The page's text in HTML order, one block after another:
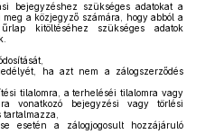
bejegyzéshez szükséges adatokat a
a közjegyző számára, hogy abból a
kitöltéséhez szükséges adatok
ha azt nem a zálogszerződés
tilalomra, a terheléséi tilalomra vagy
vonatkozó bejegyzési vagy törlési
esetén a zálogjogosult hozzájáruló